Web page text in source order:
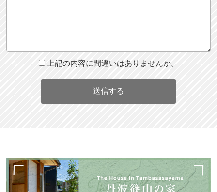
上記の内容に間違いはありませんか。